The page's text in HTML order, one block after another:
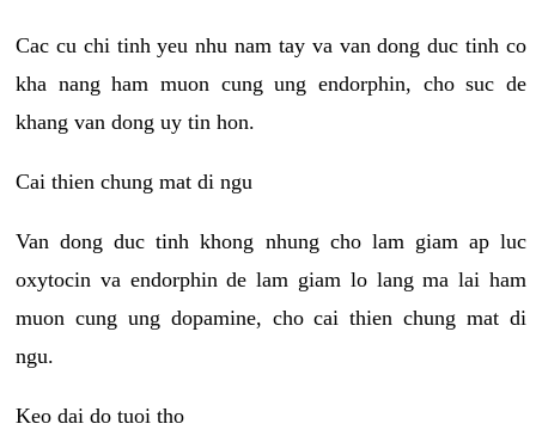
Cac cu chi tinh yeu nhu nam tay va van dong duc tinh co
kha nang ham muon cung ung endorphin, cho suc de
khang van dong uy tin hon.
Cai thien chung mat di ngu
Van dong duc tinh khong nhung cho lam giam ap luc
oxytocin va endorphin de lam giam lo lang ma lai ham
muon cung ung dopamine, cho cai thien chung mat di
ngu.
Keo dai do tuoi tho